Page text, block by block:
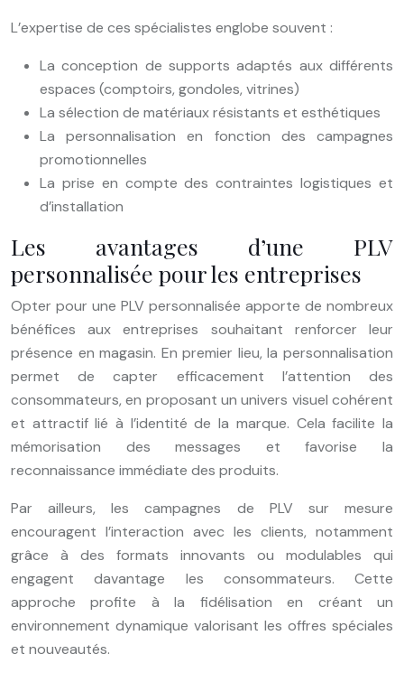
L’expertise de ces spécialistes englobe souvent :
La conception de supports adaptés aux différents
espaces (comptoirs, gondoles, vitrines)
La sélection de matériaux résistants et esthétiques
La personnalisation en fonction des campagnes
promotionnelles
La prise en compte des contraintes logistiques et
d’installation
Les avantages d’une PLV
personnalisée pour les entreprises
Opter pour une PLV personnalisée apporte de nombreux
bénéfices aux entreprises souhaitant renforcer leur
présence en magasin. En premier lieu, la personnalisation
permet de capter efficacement l’attention des
consommateurs, en proposant un univers visuel cohérent
et attractif lié à l’identité de la marque. Cela facilite la
mémorisation des messages et favorise la
reconnaissance immédiate des produits.
Par ailleurs, les campagnes de PLV sur mesure
encouragent l’interaction avec les clients, notamment
grâce à des formats innovants ou modulables qui
engagent davantage les consommateurs. Cette
approche profite à la fidélisation en créant un
environnement dynamique valorisant les offres spéciales
et nouveautés.